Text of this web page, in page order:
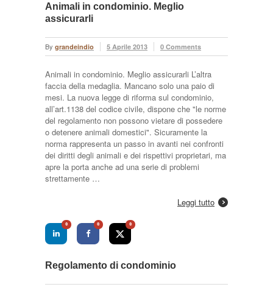
Animali in condominio. Meglio
assicurarli
By grandeindio 5 Aprile 2013 0 Comments
Animali in condominio. Meglio assicurarli L’altra
faccia della medaglia. Mancano solo una paio di
mesi. La nuova legge di riforma sul condominio,
all’art.1138 del codice civile, dispone che "le norme
del regolamento non possono vietare di possedere
o detenere animali domestici". Sicuramente la
norma rappresenta un passo in avanti nei confronti
dei diritti degli animali e dei rispettivi proprietari, ma
apre la porta anche ad una serie di problemi
strettamente …
Leggi tutto
0 0 0
Regolamento di condominio